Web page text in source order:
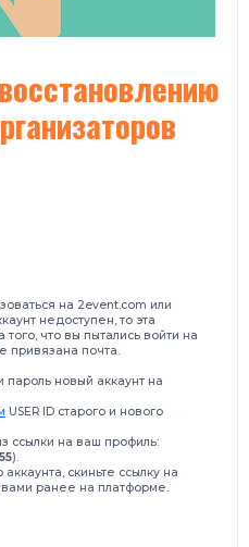
на 2event.com или
недоступен, то эта
того, что вы пытались войти на
привязана почта.
пароль новый аккаунт на
USER ID старого и нового
ссылки на ваш профиль:
).
аккаунта, скиньте ссылку на
ранее на платформе.